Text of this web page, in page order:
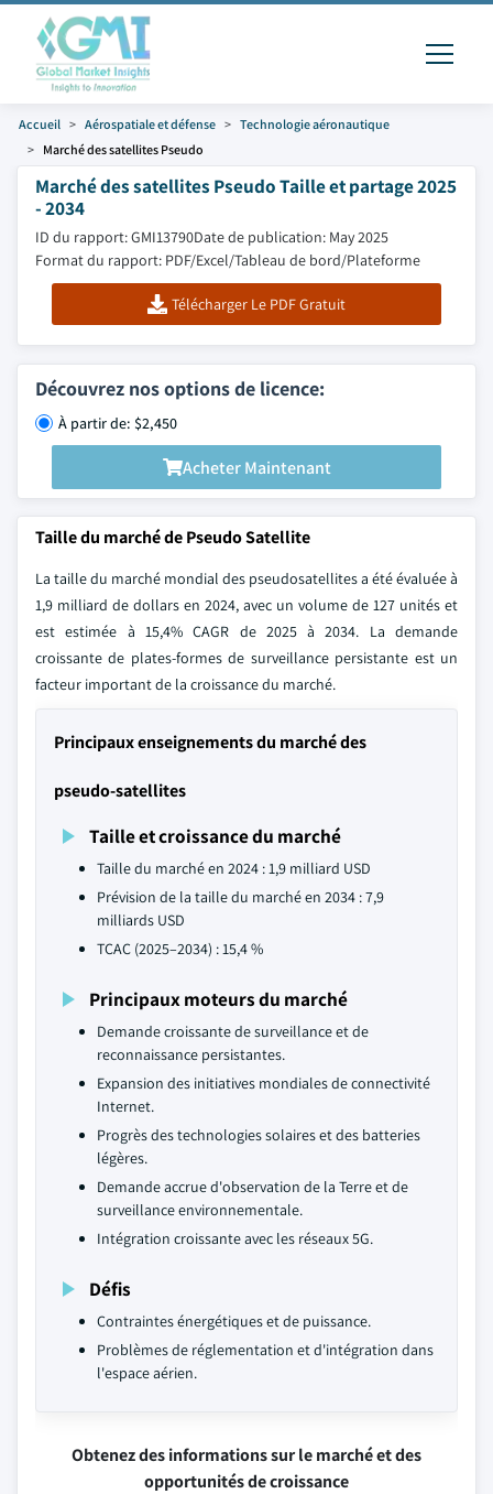
Accueil Aérospatiale et défense
Technologie aéronautique
Marché des satellites Pseudo
Marché des satellites Pseudo Taille et partage 2025
- 2034
ID du rapport: GMI13790Date de publication: May 2025
Format du rapport: PDF/Excel/Tableau de bord/Plateforme
Télécharger Le PDF Gratuit
Découvrez nos options de licence:
À partir de: $2,450
Acheter Maintenant
Taille du marché de Pseudo Satellite
La taille du marché mondial des pseudosatellites a été évaluée à
1,9 milliard de dollars en 2024, avec un volume de 127 unités et
est estimée à 15,4% CAGR de 2025 à 2034. La demande
croissante de plates-formes de surveillance persistante est un
facteur important de la croissance du marché.
Principaux enseignements du marché des
pseudo-satellites
Taille et croissance du marché
Taille du marché en 2024 : 1,9 milliard USD
Prévision de la taille du marché en 2034 : 7,9
milliards USD
TCAC (2025–2034) : 15,4 %
Principaux moteurs du marché
Demande croissante de surveillance et de
reconnaissance persistantes.
Expansion des initiatives mondiales de connectivité
Internet.
Progrès des technologies solaires et des batteries
légères.
Demande accrue d'observation de la Terre et de
surveillance environnementale.
Intégration croissante avec les réseaux 5G.
Défis
Contraintes énergétiques et de puissance.
Problèmes de réglementation et d'intégration dans
l'espace aérien.
Obtenez des informations sur le marché et des
opportunités de croissance